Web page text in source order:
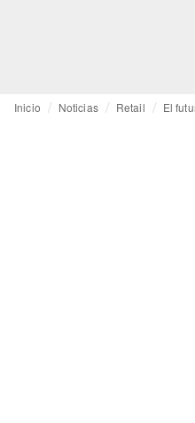
Inicio Noticias Retail